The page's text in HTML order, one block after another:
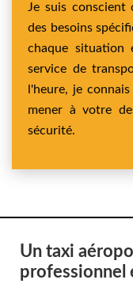
Je suis conscient
des besoins
chaque
service de
l'heure, je
mener à votre
sécurité.
Un taxi
professionnel